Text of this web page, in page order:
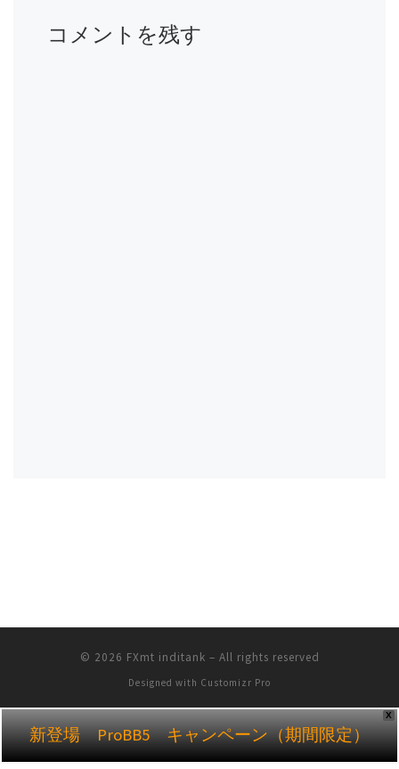
コメントを残す
© 2026 FXmt inditank – All rights reserved
Designed with Customizr Pro
X
新登場 ProBB5 キャンペーン（期間限定）